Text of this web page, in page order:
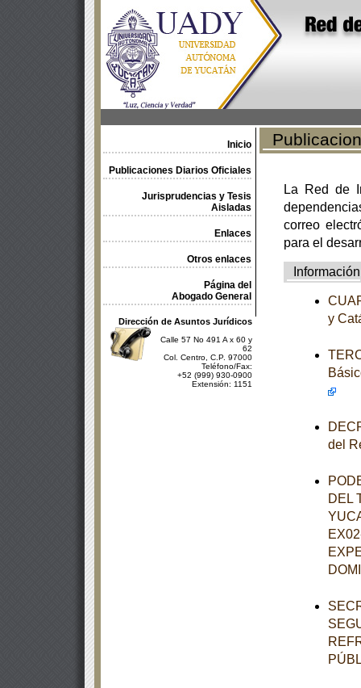
Inicio
Publicaciones Diarios Oficiales
Jurisprudencias y Tesis
Aisladas
Enlaces
Otros enlaces
Página del
Abogado General
Dirección de Asuntos Jurídicos
Calle 57 No 491 A x 60 y
62
Col. Centro, C.P. 97000
Teléfono/Fax:
+52 (999) 930-0900
Extensión: 1151
La Red de
correo
para el
Información
y
del
DEL